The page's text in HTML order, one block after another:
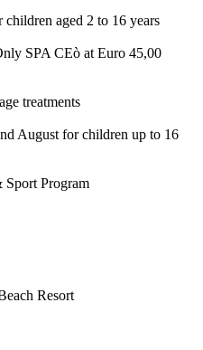
aged 2 to 16 years
SPA CEò at Euro 45,00
treatments
August for children up to 16
Program
Resort